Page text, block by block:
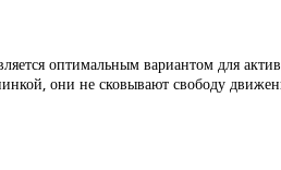
оптимальным вариантом для
они не сковывают свободу